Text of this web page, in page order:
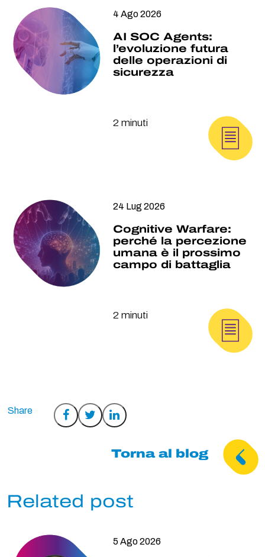
4 Ago 2026
AI SOC Agents:
l’evoluzione futura
delle operazioni di
sicurezza
2 minuti
24 Lug 2026
Cognitive Warfare:
perché la percezione
umana è il prossimo
campo di battaglia
2 minuti
Condividi
CondividiCondividi
Torna al blog
Related post
5 Ago 2026